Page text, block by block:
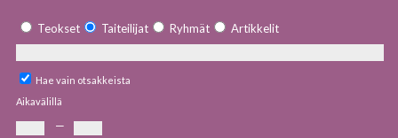
Teokset Taiteilijat Ryhmät Artikkelit
Hae vain otsakkeista
Aikavälillä
—